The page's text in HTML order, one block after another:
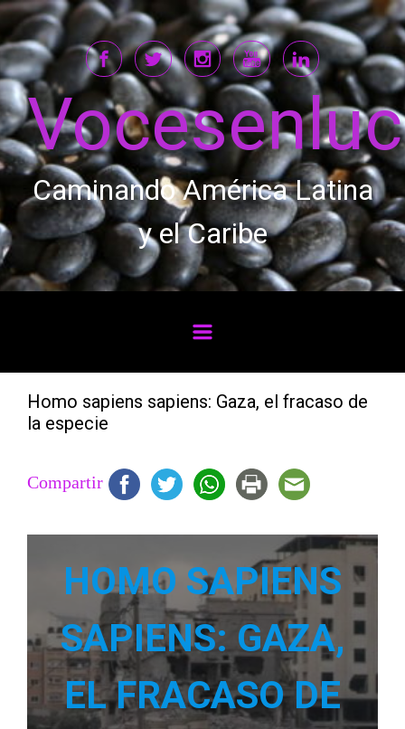
Saltar al contenido principal
Caminando América Latina
y el Caribe
Homo sapiens sapiens: Gaza, el fracaso de
la especie
Compartir
HOMO SAPIENS
SAPIENS: GAZA,
EL FRACASO DE